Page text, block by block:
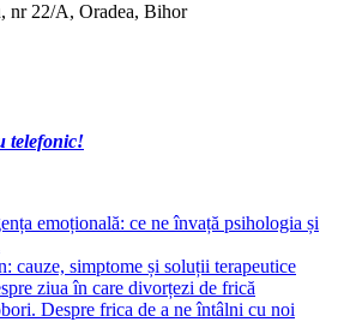
nr 22/A, Oradea, Bihor
telefonic!
emoțională: ce ne învață psihologia și
cauze, simptome și soluții terapeutice
ziua în care divorțezi de frică
Despre frica de a ne întâlni cu noi